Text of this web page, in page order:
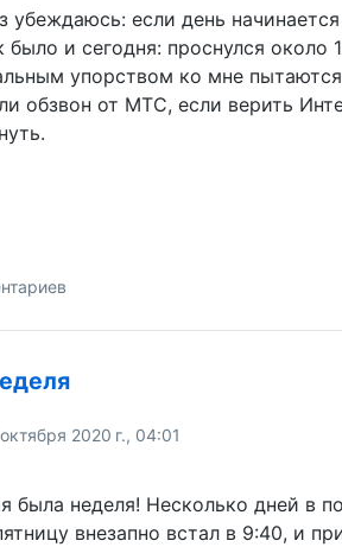
убеждаюсь: если день
было и сегодня: проснулся
упорством ко мне
обзвон от МТС, если верить
2020 г., 04:01
была неделя! Несколько дней в
внезапно встал в 9:40, и